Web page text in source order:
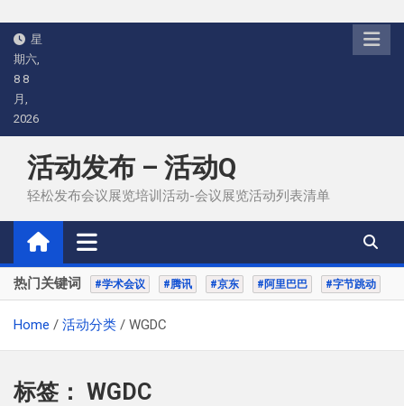
Skip
content
星
期六,
8 8
月,
2026
活动发布 – 活动Q
轻松发布会议展览培训活动-会议展览活动列表清单
热门关键词 #学术会议 #腾讯 #京东 #阿里巴巴 #字节跳动
Home 活动分类 WGDC
标签： WGDC